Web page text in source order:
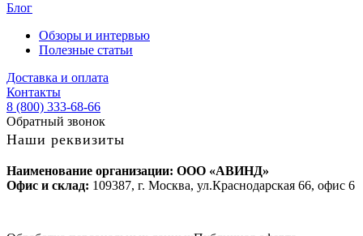
Блог
Обзоры и интервью
Полезные статьи
Доставка и оплата
Контакты
8 (800) 333-68-66
Обратный звонок
Наши реквизиты
Наименование организации: ООО «АВИНД»
Офис и склад: 109387, г. Москва, ул.Краснодарская 66, офис 6